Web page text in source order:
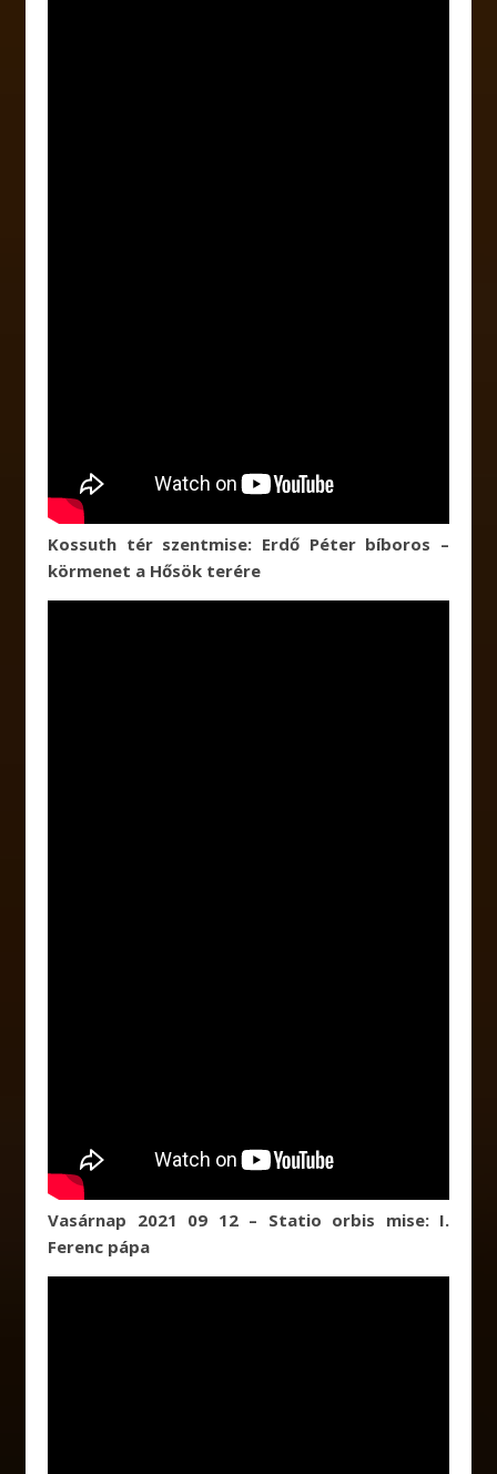
Kossuth tér szentmise: Erdő Péter bíboros –
körmenet a Hősök terére
Vasárnap 2021 09 12 – Statio orbis mise: I.
Ferenc pápa